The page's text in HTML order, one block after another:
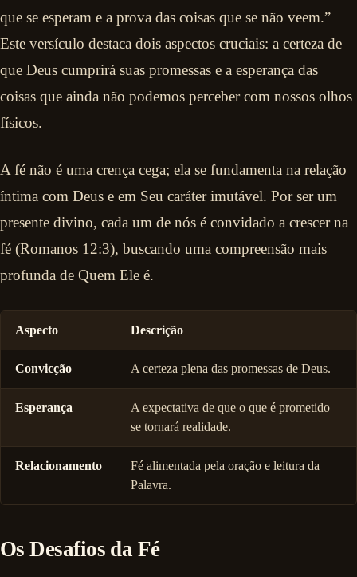
que se esperam e a prova das coisas que se não veem.”
Este versículo destaca dois aspectos cruciais: a certeza de
que Deus cumprirá suas promessas e a esperança das
coisas que ainda não podemos perceber com nossos olhos
físicos.
A fé não é uma crença cega; ela se fundamenta na relação
íntima com Deus e em Seu caráter imutável. Por ser um
presente divino, cada um de nós é convidado a crescer na
fé (Romanos 12:3), buscando uma compreensão mais
profunda de Quem Ele é.
Aspecto Descrição
Convicção A certeza plena das promessas de Deus.
Esperança
A expectativa de que o que é prometido
se tornará realidade.
Relacionamento
Fé alimentada pela oração e leitura da
Palavra.
Os Desafios da Fé